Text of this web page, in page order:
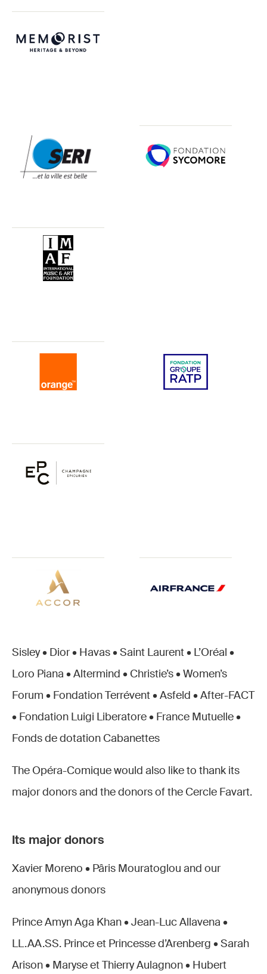
Sisley • Dior • Havas • Saint Laurent • L’Oréal •
Loro Piana • Altermind • Christie’s • Women’s
Forum • Fondation Terrévent • Asfeld • After-FACT
• Fondation Luigi Liberatore • France Mutuelle •
Fonds de dotation Cabanettes
The Opéra-Comique would also like to thank its
major donors and the donors of the Cercle Favart.
Its major donors
Xavier Moreno • Pâris Mouratoglou and our
anonymous donors
Prince Amyn Aga Khan • Jean-Luc Allavena •
LL.AA.SS. Prince et Princesse d’Arenberg • Sarah
Arison • Maryse et Thierry Aulagnon • Hubert